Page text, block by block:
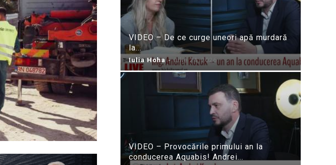
VIDEO – De ce curge uneori apă murdară
la...
Iulia Hoha - iulie 24, 2026
VIDEO – Provocările primului an la
conducerea Aquabis! Andrei...